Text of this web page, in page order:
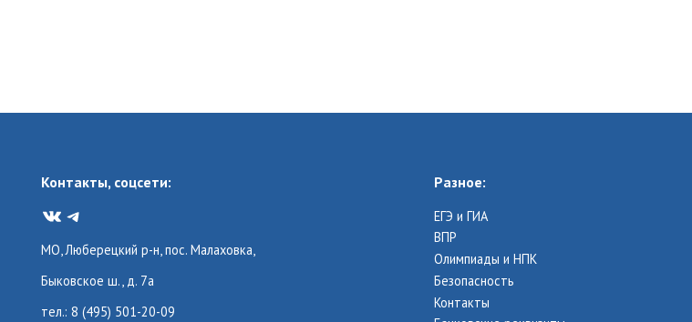
Контакты, соцсети:
VKTelegram
МО, Люберецкий р-н, пос. Малаховка,
Быковское ш., д. 7а
тел.: 8 (495) 501-20-09
Разное:
ЕГЭ и ГИА
ВПР
Олимпиады и НПК
Безопасность
Контакты